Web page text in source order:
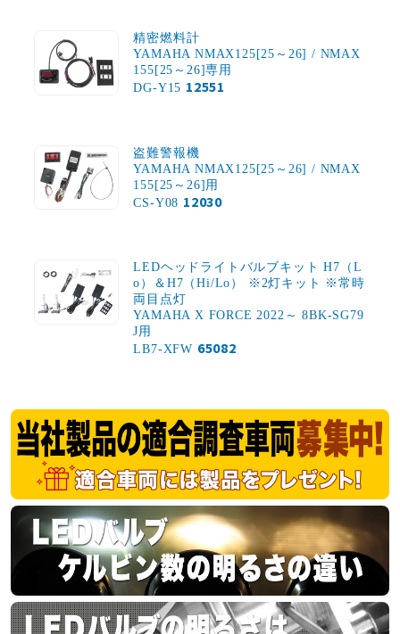
精密燃料計
YAMAHA NMAX125[25～26] / NMAX
155[25～26]専用
DG-Y15 12551
盗難警報機
YAMAHA NMAX125[25～26] / NMAX
155[25～26]用
CS-Y08 12030
LEDヘッドライトバルブキット H7（L
o）＆H7（Hi/Lo） ※2灯キット ※常時
両目点灯
YAMAHA X FORCE 2022～ 8BK-SG79
J用
LB7-XFW 65082